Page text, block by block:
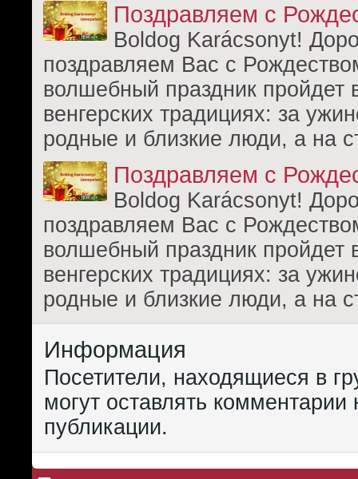
Поздравляем с
Boldog Karácsonyt!
поздравляем Вас с
волшебный праздник пройдет
венгерских традициях: за
родные и близкие люди, а на
Поздравляем с
Boldog Karácsonyt!
поздравляем Вас с
волшебный праздник пройдет
венгерских традициях: за
родные и близкие люди, а на
Информация
Посетители, находящиеся в
могут оставлять комментарии
публикации.